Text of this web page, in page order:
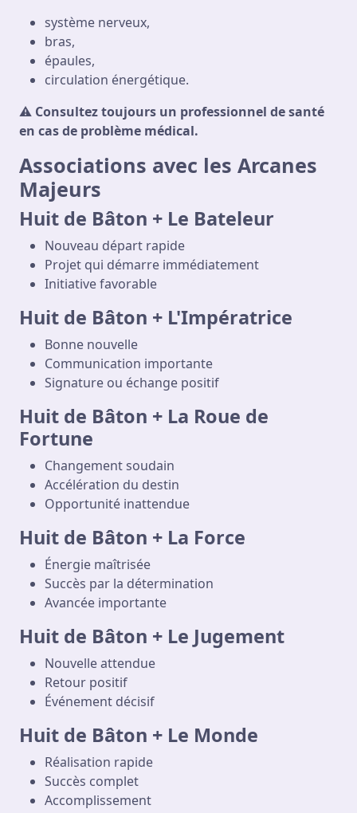
système nerveux,
bras,
épaules,
circulation énergétique.
⚠️ Consultez toujours un professionnel de santé
en cas de problème médical.
Associations avec les Arcanes
Majeurs
Huit de Bâton + Le Bateleur
Nouveau départ rapide
Projet qui démarre immédiatement
Initiative favorable
Huit de Bâton + L'Impératrice
Bonne nouvelle
Communication importante
Signature ou échange positif
Huit de Bâton + La Roue de
Fortune
Changement soudain
Accélération du destin
Opportunité inattendue
Huit de Bâton + La Force
Énergie maîtrisée
Succès par la détermination
Avancée importante
Huit de Bâton + Le Jugement
Nouvelle attendue
Retour positif
Événement décisif
Huit de Bâton + Le Monde
Réalisation rapide
Succès complet
Accomplissement